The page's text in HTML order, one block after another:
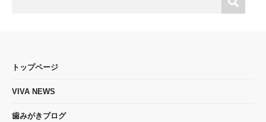
トップページ
VIVA NEWS
歯みがきブログ